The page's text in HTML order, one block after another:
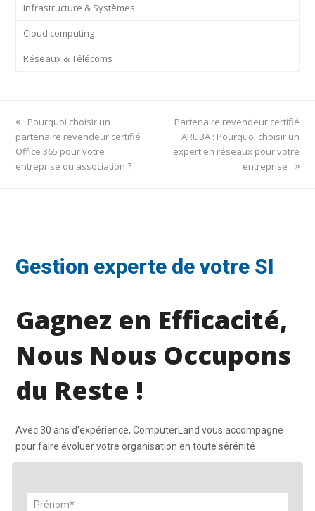
Infrastructure & Systèmes
Cloud computing
Réseaux & Télécoms
previous
post:
Pourquoi choisir un
partenaire revendeur certifié
Office 365 pour votre
entreprise ou association ?
next
post:
Partenaire revendeur certifié
ARUBA : Pourquoi choisir un
expert en réseaux pour votre
entreprise
Gestion experte de votre SI
Gagnez en Efficacité,
Nous Nous Occupons
du Reste !
Avec 30 ans d'expérience, ComputerLand vous accompagne
pour faire évoluer votre organisation en toute sérénité